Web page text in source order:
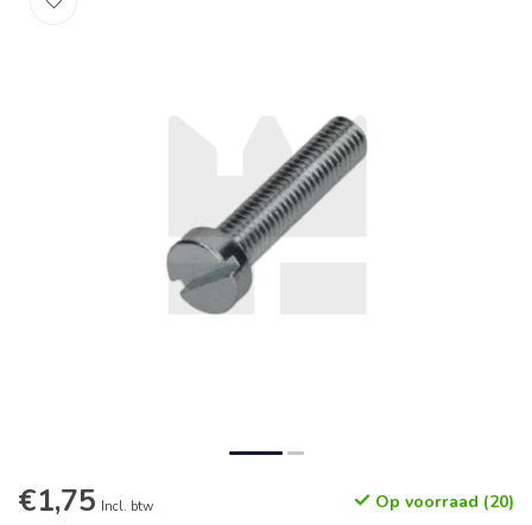
€1,75 Incl. btw Op voorraad (20)